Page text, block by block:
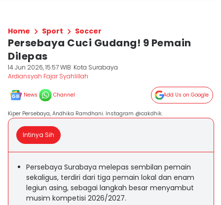
Home Sport Soccer
Persebaya Cuci Gudang! 9 Pemain
Dilepas
14 Jun 2026, 15:57 WIB Kota Surabaya
Ardiansyah Fajar Syahlillah
News Channel Add Us on Google
Kiper Persebaya, Andhika Ramdhani. Instagram @cakdhik.
Intinya Sih
Persebaya Surabaya melepas sembilan pemain
sekaligus, terdiri dari tiga pemain lokal dan enam
legiun asing, sebagai langkah besar menyambut
musim kompetisi 2026/2027.